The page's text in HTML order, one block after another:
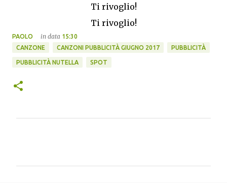
Ti rivoglio!
Ti rivoglio!
PAOLO in data 15:30
CANZONE
CANZONI PUBBLICITÀ GIUGNO 2017 PUBBLICITÀ
PUBBLICITÀ NUTELLA SPOT